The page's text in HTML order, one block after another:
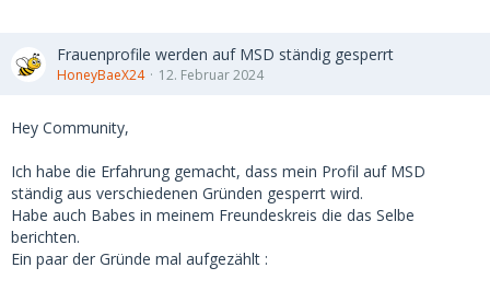
Frauenprofile werden auf MSD ständig gesperrt
HoneyBaeX24 12. Februar 2024
Hey Community,
Ich habe die Erfahrung gemacht, dass mein Profil auf MSD
ständig aus verschiedenen Gründen gesperrt wird.
Habe auch Babes in meinem Freundeskreis die das Selbe
berichten.
Ein paar der Gründe mal aufgezählt :